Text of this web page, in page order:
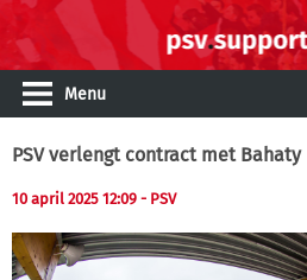
Menu
PSV verlengt contract met Bahaty
10 april 2025 12:09 - PSV